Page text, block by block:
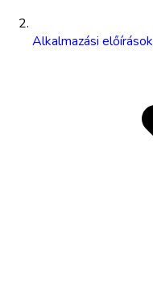
Alkalmazási előírások